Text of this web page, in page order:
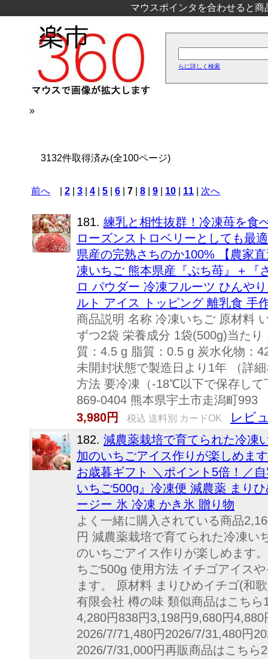
マウスポインタを合わせると
らに詳しく検索
»
3132件取得済み(全100ページ)
前へ 2 3 4 5 6 7 8 9 10 11 次へ
181. 練乳と相性抜群！冷凍苺を食
ローズンストロベリーとしても最
県産の完熟さちのか100% 【農家
凍いちご 熊本県産『ぷち苺』＋『
ロ パウダー 冷凍フルーツ ひんや
ルト アイス トッピング 離乳食 手
商品説明 名称 冷凍いちご 原材料
ずつ2袋 栄養成分 1袋(500g)当た
質：4.5 g 脂質：0.5 g 炭水化物：
未開封状態で製造日より1年 （詳
方法 要冷凍（-18℃以下で保存し
869-0404 熊本県宇土市走潟町993
3,980円
税込 送料別 カードOK レビ
182. 減農薬栽培で育てられた冷凍
加のいちごアイス作りが楽しめま
お歳暮ギフト ＼ポイント5倍！／
いちご500g』冷凍便 減農薬 まり
ージー 氷 冷凍 かき氷 贈り物
よく一緒に購入されている商品
円 減農薬栽培で育てられた冷凍い
のいちごアイス作りが楽しめます
ちご500g 使用方法 イチゴアイス
ます。 原材料 まりひめイチゴ(和
有限会社 樽の味 類似商品はこち
4,280円838円3,198円9,680円
2026/7/71,480円2026/7/31,480円
2026/7/31,000円再販商品はこちら